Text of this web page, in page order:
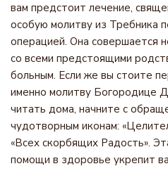
вам предстоит лечение,
особую молитву из Требника
операцией. Она совершается
со всеми предстоящими
больным. Если же вы стоите
именно молитву Богородице
читать дома, начните с
чудотворным иконам:
«Всех скорбящих Радость».
помощи в здоровье укрепит